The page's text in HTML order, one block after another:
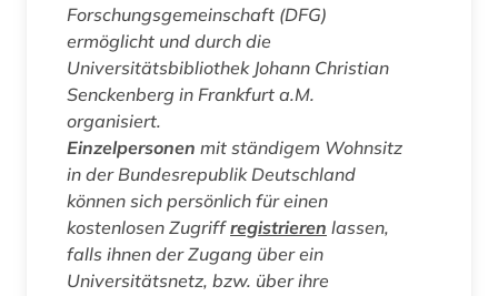
Forschungsgemeinschaft (DFG)
ermöglicht und durch die
Universitätsbibliothek Johann Christian
Senckenberg in Frankfurt a.M.
organisiert.
Einzelpersonen mit ständigem Wohnsitz
in der Bundesrepublik Deutschland
können sich persönlich für einen
kostenlosen Zugriffregistrieren lassen,
falls ihnen der Zugang über ein
Universitätsnetz, bzw. über ihre